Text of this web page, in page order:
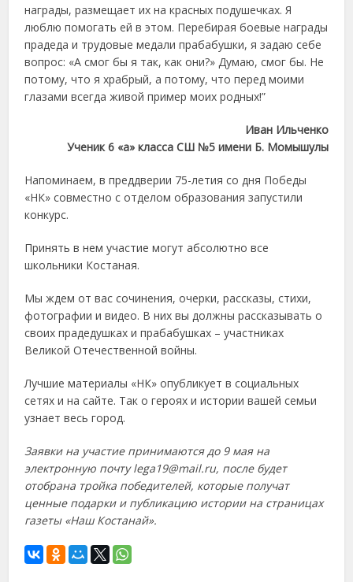
награды, размещает их на красных подушечках. Я
люблю помогать ей в этом. Перебирая боевые награды
прадеда и трудовые медали прабабушки, я задаю себе
вопрос: «А смог бы я так, как они?» Думаю, смог бы. Не
потому, что я храбрый, а потому, что перед моими
глазами всегда живой пример моих родных!”
Иван Ильченко
Ученик 6 «а» класса СШ №5 имени Б. Момышулы
Напоминаем, в преддверии 75-летия со дня Победы
«НК» совместно с отделом образования запустили
конкурс.
Принять в нем участие могут абсолютно все
школьники Костаная.
Мы ждем от вас сочинения, очерки, рассказы, стихи,
фотографии и видео. В них вы должны рассказывать о
своих прадедушках и прабабушках – участниках
Великой Отечественной войны.
Лучшие материалы «НК» опубликует в социальных
сетях и на сайте. Так о героях и истории вашей семьи
узнает весь город.
Заявки на участие принимаются до 9 мая на
электронную почту lega19@mail.ru, после будет
отобрана тройка победителей, которые получат
ценные подарки и публикацию истории на страницах
газеты «Наш Костанай».